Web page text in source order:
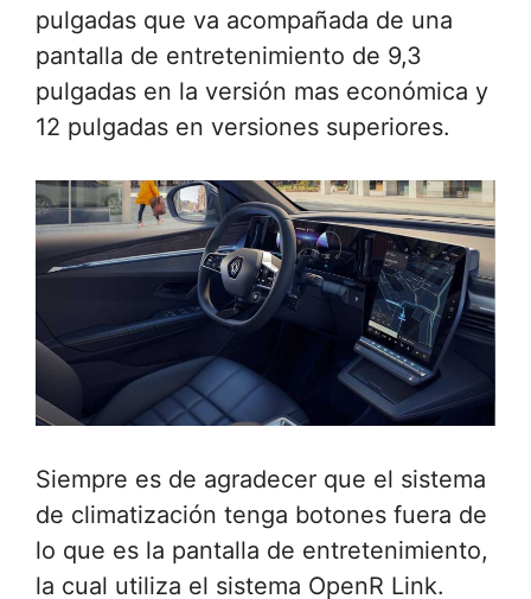
pulgadas que va acompañada de una
pantalla de entretenimiento de 9,3
pulgadas en la versión mas económica y
12 pulgadas en versiones superiores.
Siempre es de agradecer que el sistema
de climatización tenga botones fuera de
lo que es la pantalla de entretenimiento,
la cual utiliza el sistema OpenR Link.